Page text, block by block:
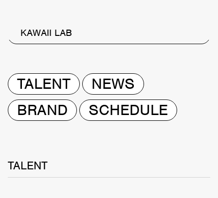
KAWAII LAB
TALENT
NEWS
BRAND
SCHEDULE
TALENT